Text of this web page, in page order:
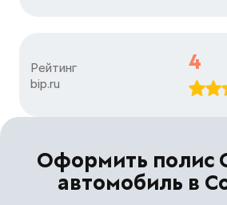
Рейтинг
bip.ru
4
Оформить полис
автомобиль в